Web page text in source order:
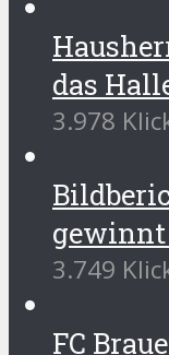
das
3.978
gewinnt
3.749
FC